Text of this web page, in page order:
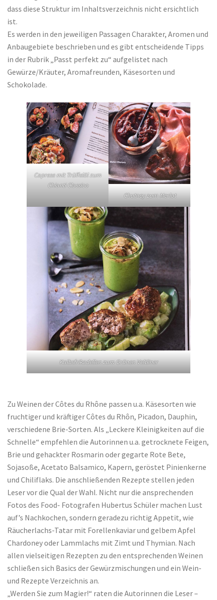
dass diese Struktur im Inhaltsverzeichnis nicht ersichtlich
ist.
Es werden in den jeweiligen Passagen Charakter, Aromen und
Anbaugebiete beschrieben und es gibt entscheidende Tipps
in der Rubrik „Passt perfekt zu“ aufgelistet nach
Gewürze/Kräuter, Aromafreunden, Käsesorten und
Schokolade.
Caprese mit Trüffelöl zum
Chianti Classico
Chutney zum Merlot
Kalbsfrikadellen zum Grünen Veltliner
Zu Weinen der Côtes du Rhône passen u.a. Käsesorten wie
fruchtiger und kräftiger Côtes du Rhôn, Picadon, Dauphin,
verschiedene Brie-Sorten. Als „Leckere Kleinigkeiten auf die
Schnelle“ empfehlen die Autorinnen u.a. getrocknete Feigen,
Brie und gehackter Rosmarin oder gegarte Rote Bete,
Sojasoße, Acetato Balsamico, Kapern, geröstet Pinienkerne
und Chiliflaks. Die anschließenden Rezepte stellen jeden
Leser vor die Qual der Wahl. Nicht nur die ansprechenden
Fotos des Food- Fotografen Hubertus Schüler machen Lust
auf’s Nachkochen, sondern geradezu richtig Appetit, wie
Räucherlachs-Tatar mit Forellenkaviar und gelbem Apfel
Chardoney oder Lammlachs mit Zimt und Thymian. Nach
allen vielseitigen Rezepten zu den entsprechenden Weinen
schließen sich Basics der Gewürzmischungen und ein Wein-
und Rezepte Verzeichnis an.
„Werden Sie zum Magier!“ raten die Autorinnen die Leser –